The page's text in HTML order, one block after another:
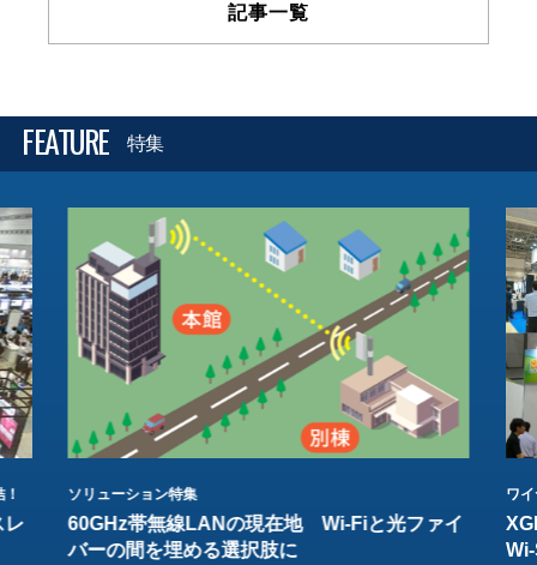
記事一覧
FEATURE 特集
レ
ソリューション特集
60GHz帯無線LANの現在地 Wi-Fiと光ファイ
バーの間を埋める選択肢に
ワ